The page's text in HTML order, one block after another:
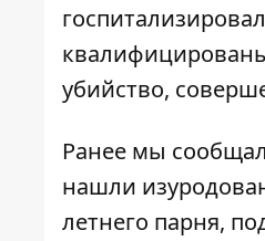
убийство,
Ранее мы
нашли
летнего парня,